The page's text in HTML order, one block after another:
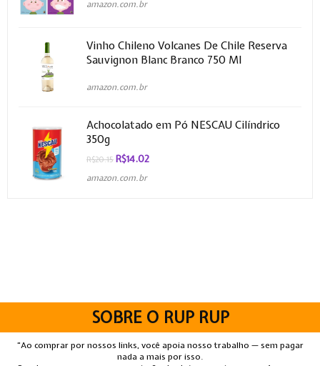
amazon.com.br
Vinho Chileno Volcanes De Chile Reserva
Sauvignon Blanc Branco 750 Ml
amazon.com.br
Achocolatado em Pó NESCAU Cilíndrico
350g
R$20.15 R$14.02
amazon.com.br
SOBRE O RUP RUP
“Ao comprar por nossos links, você apoia nosso trabalho — sem pagar
nada a mais por isso.